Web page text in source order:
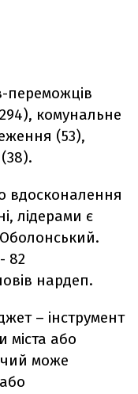
переможців
комунальне
(53),
вдосконалення
лідерами є
82
нардеп.
– інструмент
міста або
може